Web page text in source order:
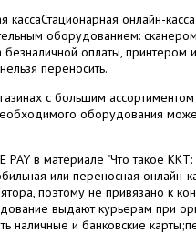
кассаСтационарная онлайн-
оборудованием:
оплаты, принтером
переносить.
с большим
оборудования
PAY в материале "Что такое
или переносная онлайн-
поэтому не привязано к
выдают курьерам при
наличные и банковские